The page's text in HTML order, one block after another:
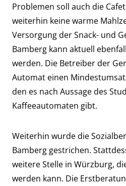
Problemen soll auch die
weiterhin keine warme
Versorgung der Snack- und
Bamberg kann aktuell
werden. Die Betreiber der
Automat einen
den es nach Aussage des
Kaffeeautomaten gibt.
Weiterhin wurde die
Bamberg gestrichen.
weitere Stelle in Würzburg,
werden kann. Die